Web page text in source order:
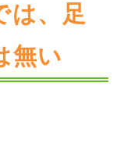
は、足
無い